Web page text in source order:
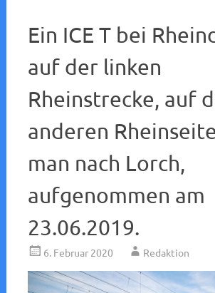
Ein ICE T bei
auf der linken
Rheinstrecke, auf
anderen
man nach Lorch,
aufgenommen am
23.06.2019.
6. Februar 2020 Redaktion